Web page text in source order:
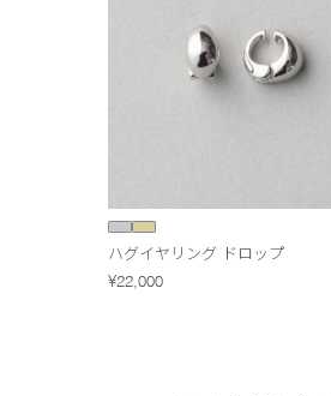
ハグイヤリング ドロップ
¥22,000